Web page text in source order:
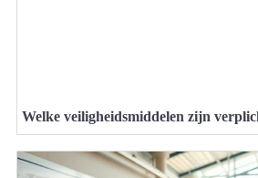
Welke veiligheidsmiddelen zijn